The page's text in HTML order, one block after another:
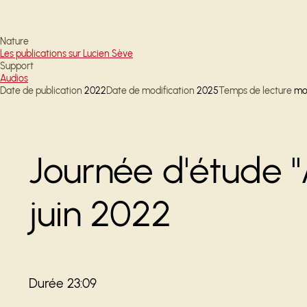
Nature
Les publications sur Lucien Sève
Support
Audios
Date de publication 2022Date de modification 2025Temps de lecture
Journée d'étude
juin 2022
Durée 23:09